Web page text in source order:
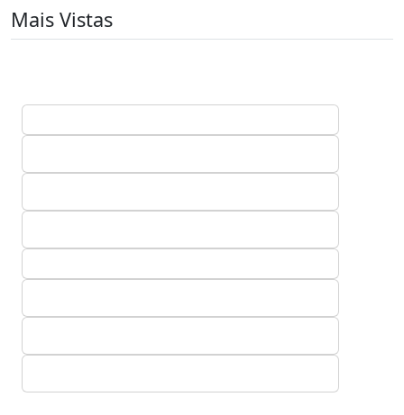
Mais Vistas